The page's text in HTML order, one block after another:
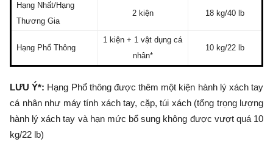
Hạng Nhất/Hạng
Thương Gia
2 kiện 18 kg/40 lb
Hạng Phổ Thông
1 kiện + 1 vật dụng cá
nhân*
10 kg/22 lb
LƯU Ý*: Hạng Phổ thông được thêm một kiện hành lý xách tay
cá nhân như máy tính xách tay, cặp, túi xách (tổng trọng lượng
hành lý xách tay và hạn mức bổ sung không được vượt quá 10
kg/22 lb)